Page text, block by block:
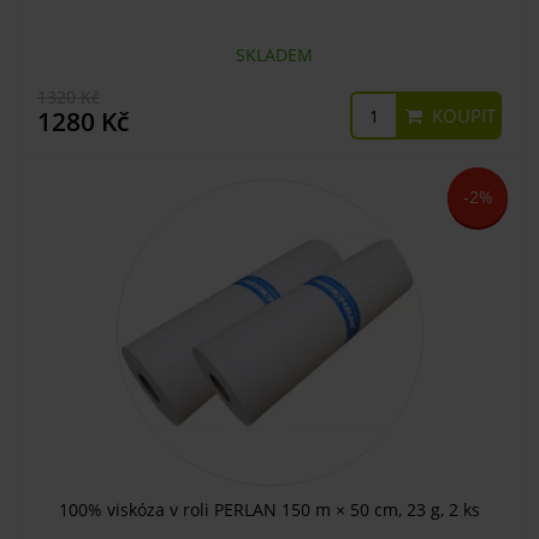
SKLADEM
1280 Kč KOUPIT
-2%
100% viskóza v roli PERLAN 150 m × 50 cm, 23 g, 2 ks